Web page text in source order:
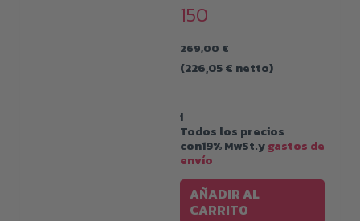
150
269,00 €
(226,05€ netto)
i
Todos los precios
con19% MwSt.ygastos de
envío
AÑADIR AL
CARRITO